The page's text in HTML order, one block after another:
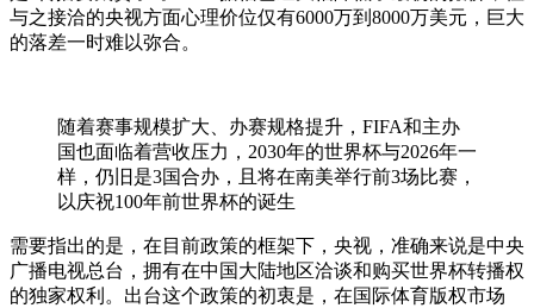
与之接洽的央视方面心理价位仅有6000万到8000万美元，巨大
的落差一时难以弥合。
随着赛事规模扩大、办赛规格提升，FIFA和主办
国也面临着营收压力，2030年的世界杯与2026年一
样，仍旧是3国合办，且将在南美举行前3场比赛，
以庆祝100年前世界杯的诞生
需要指出的是，在目前政策的框架下，央视，准确来说是中央
广播电视总台，拥有在中国大陆地区洽谈和购买世界杯转播权
的独家权利。出台这个政策的初衷是，在国际体育版权市场